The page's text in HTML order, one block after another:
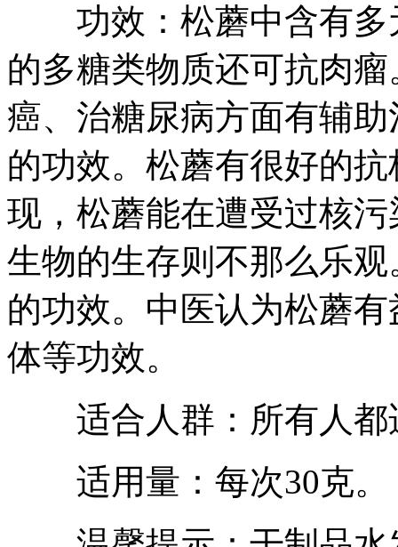
功效：松蘑中含有多
的多糖类物质还可抗肉
癌、治糖尿病方面有辅
的功效。松蘑有很好的
现，松蘑能在遭受过核
生物的生存则不那么乐
的功效。中医认为松蘑
体等功效。
适合人群：所有人都
适用量：每次30克。